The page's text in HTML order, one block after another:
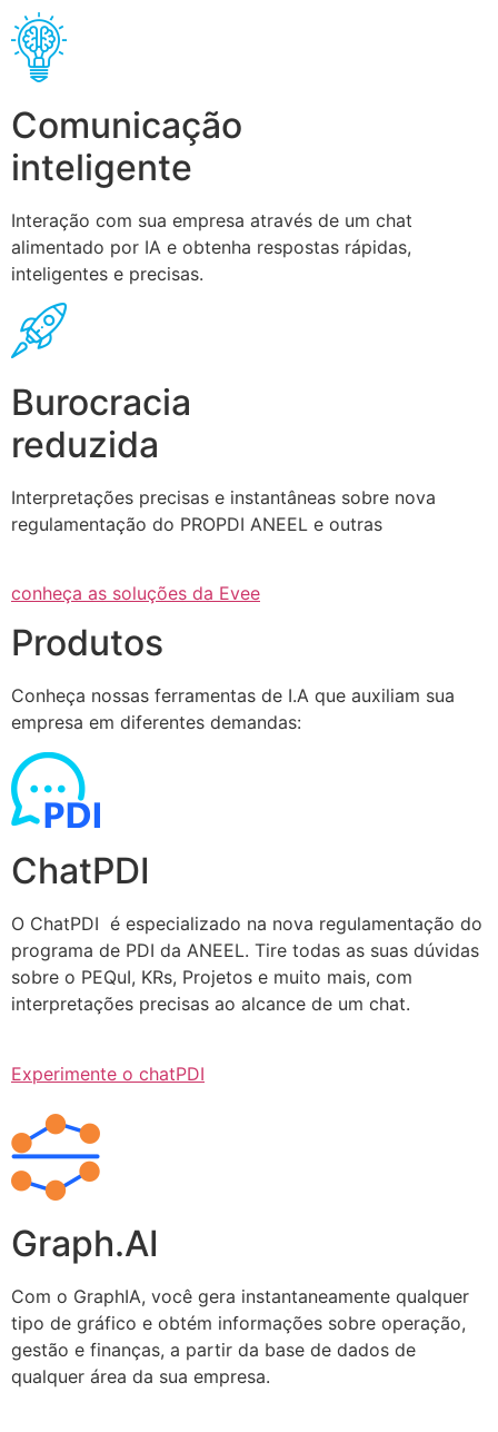
Comunicação
inteligente
Interação com sua empresa através de um chat
alimentado por IA e obtenha respostas rápidas,
inteligentes e precisas.
Burocracia
reduzida
Interpretações precisas e instantâneas sobre nova
regulamentação do PROPDI ANEEL e outras
conheça as soluções da Evee
Produtos
Conheça nossas ferramentas de I.A que auxiliam sua
empresa em diferentes demandas:
ChatPDI
O ChatPDI é especializado na nova regulamentação do
programa de PDI da ANEEL. Tire todas as suas dúvidas
sobre o PEQuI, KRs, Projetos e muito mais, com
interpretações precisas ao alcance de um chat.
Experimente o chatPDI
Graph.AI
Com o GraphIA, você gera instantaneamente qualquer
tipo de gráfico e obtém informações sobre operação,
gestão e finanças, a partir da base de dados de
qualquer área da sua empresa.